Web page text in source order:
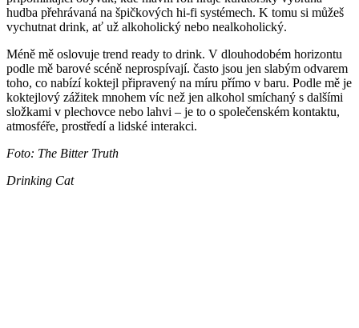
hudba přehrávaná na špičkových hi-fi systémech. K tomu si můžeš
vychutnat drink, ať už alkoholický nebo nealkoholický.
Méně mě oslovuje trend ready to drink. V dlouhodobém horizontu
podle mě barové scéně neprospívají. často jsou jen slabým odvarem
toho, co nabízí koktejl připravený na míru přímo v baru. Podle mě je
koktejlový zážitek mnohem víc než jen alkohol smíchaný s dalšími
složkami v plechovce nebo lahvi – je to o společenském kontaktu,
atmosféře, prostředí a lidské interakci.
Foto: The Bitter Truth
Drinking Cat